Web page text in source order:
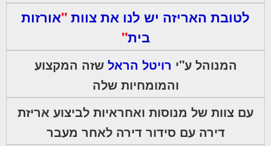
לטובת האריזה יש לנו את צוות"אורזות
בית"
המנוהל ע"י רויטל הראל שזה המקצוע
והמומחיות שלה
עם צוות של מנוסות ואחראיות לביצוע אריזת
דירה עם סידור דירה לאחר מעבר